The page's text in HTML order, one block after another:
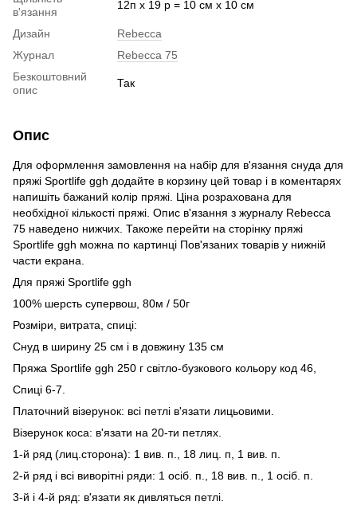
в'язання
12п х 19 р = 10 см х 10 см
Дизайн
Rebecca
Журнал
Rebecca 75
Безкоштовний
опис
Так
Опис
Для оформлення замовлення на набір для в'язання снуда для
пряжі Sportlife ggh додайте в корзину цей товар і в коментарях
напишіть бажаний колір пряжі. Ціна розрахована для
необхідної кількості пряжі. Опис в'язання з журналу Rebecca
75 наведено нижчих. Такоже перейти на сторінку пряжі
Sportlife ggh можна по картинці Пов'язаних товарів у нижній
части екрана.
Для пряжі Sportlife ggh
100% шерсть супервош, 80м / 50г
Розміри, витрата, спиці:
Снуд в ширину 25 см і в довжину 135 см
Пряжа Sportlife ggh 250 г світло-бузкового кольору код 46,
Спиці 6-7.
Платочний візерунок: всі петлі в'язати лицьовими.
Візерунок коса: в'язати на 20-ти петлях.
1-й ряд (лиц.сторона): 1 вив. п., 18 лиц. п, 1 вив. п.
2-й ряд і всі виворітні ряди: 1 осіб. п., 18 вив. п., 1 осіб. п.
3-й і 4-й ряд: в'язати як дивляться петлі.